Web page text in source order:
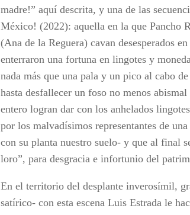
madre!” aquí descrita, y una de las
México! (2022): aquella en la que Pancho
(Ana de la Reguera) cavan desesperados
enterraron una fortuna en lingotes y
nada más que una pala y un pico al cabo
hasta desfallecer un foso no menos
entero logran dar con los anhelados
por los malvadísimos representantes de
con su planta nuestro suelo- y que al final
loro”, para desgracia e infortunio del
En el territorio del desplante inverosímil,
satírico- con esta escena Luis Estrada le